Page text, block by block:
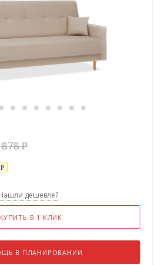
₽
₽
дешевле?
КУПИТЬ В 1 КЛИК
В ПЛАНИРОВАНИИ